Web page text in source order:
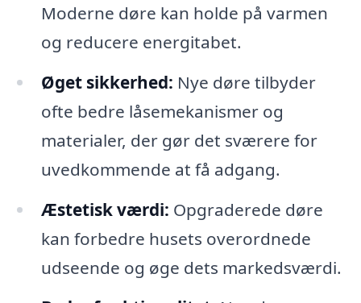
Moderne døre kan holde på varmen
og reducere energitabet.
Øget sikkerhed: Nye døre tilbyder
ofte bedre låsemekanismer og
materialer, der gør det sværere for
uvedkommende at få adgang.
Æstetisk værdi: Opgraderede døre
kan forbedre husets overordnede
udseende og øge dets markedsværdi.